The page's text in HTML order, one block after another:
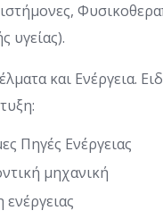
υγείας).
και Ενέργεια.
Πηγές Ενέργειας
μηχανική
ενέργειας